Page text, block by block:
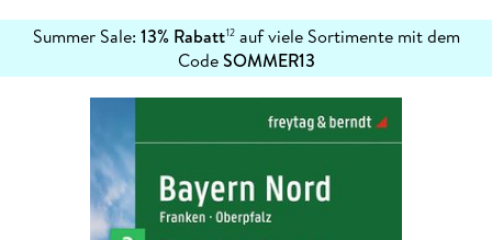
Summer Sale: 13% Rabatt12auf viele Sortimente mit dem
CodeSOMMER13
erfahren